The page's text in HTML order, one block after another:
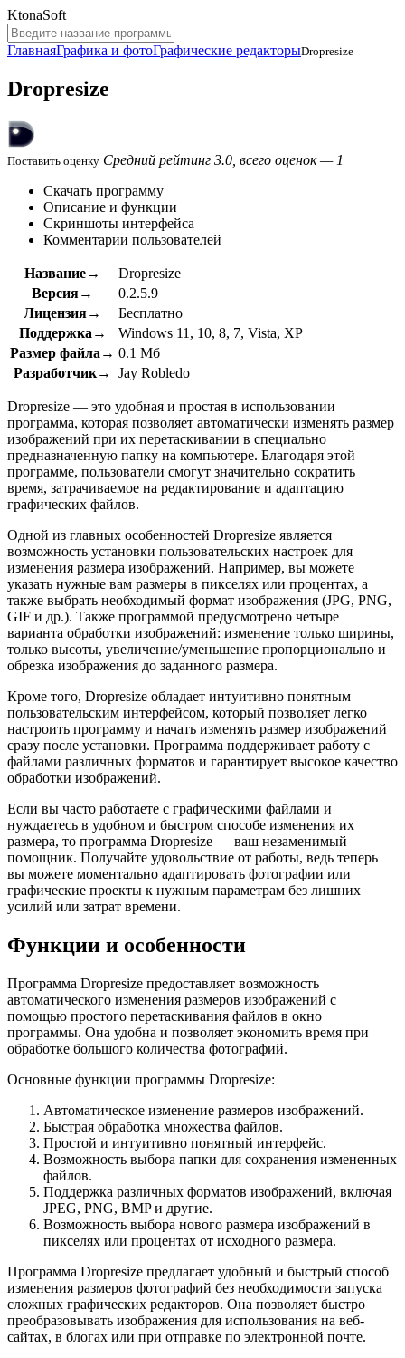
KtonaSoft
ГлавнаяГрафика и фотоГрафические редакторыDropresize
Dropresize
Поставить оценку Средний рейтинг 3.0, всего оценок — 1
Скачать программу
Описание и функции
Скриншоты интерфейса
Комментарии пользователей
Название→
Dropresize
Версия→
0.2.5.9
Лицензия→
Бесплатно
Поддержка→
Windows 11, 10, 8, 7, Vista, XP
Размер файла→ 0.1 Мб
Разработчик→
Jay Robledo
Dropresize — это удобная и простая в использовании
программа, которая позволяет автоматически изменять размер
изображений при их перетаскивании в специально
предназначенную папку на компьютере. Благодаря этой
программе, пользователи смогут значительно сократить
время, затрачиваемое на редактирование и адаптацию
графических файлов.
Одной из главных особенностей Dropresize является
возможность установки пользовательских настроек для
изменения размера изображений. Например, вы можете
указать нужные вам размеры в пикселях или процентах, а
также выбрать необходимый формат изображения (JPG, PNG,
GIF и др.). Также программой предусмотрено четыре
варианта обработки изображений: изменение только ширины,
только высоты, увеличение/уменьшение пропорционально и
обрезка изображения до заданного размера.
Кроме того, Dropresize обладает интуитивно понятным
пользовательским интерфейсом, который позволяет легко
настроить программу и начать изменять размер изображений
сразу после установки. Программа поддерживает работу с
файлами различных форматов и гарантирует высокое качество
обработки изображений.
Если вы часто работаете с графическими файлами и
нуждаетесь в удобном и быстром способе изменения их
размера, то программа Dropresize — ваш незаменимый
помощник. Получайте удовольствие от работы, ведь теперь
вы можете моментально адаптировать фотографии или
графические проекты к нужным параметрам без лишних
усилий или затрат времени.
Функции и особенности
Программа Dropresize предоставляет возможность
автоматического изменения размеров изображений с
помощью простого перетаскивания файлов в окно
программы. Она удобна и позволяет экономить время при
обработке большого количества фотографий.
Основные функции программы Dropresize:
Автоматическое изменение размеров изображений.
Быстрая обработка множества файлов.
Простой и интуитивно понятный интерфейс.
Возможность выбора папки для сохранения измененных
файлов.
Поддержка различных форматов изображений, включая
JPEG, PNG, BMP и другие.
Возможность выбора нового размера изображений в
пикселях или процентах от исходного размера.
Программа Dropresize предлагает удобный и быстрый способ
изменения размеров фотографий без необходимости запуска
сложных графических редакторов. Она позволяет быстро
преобразовывать изображения для использования на веб-
сайтах, в блогах или при отправке по электронной почте.